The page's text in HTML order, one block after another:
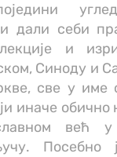
и дали себи
и
Синоду и
све у име
иначе обично
већ
Посебно